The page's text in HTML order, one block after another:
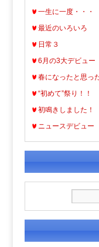
一生に一度・・・
最近のいろいろ
日常３
6月の3大デビュー
春になったと思っ
“初めて”祭り！！
初鳴きしました！
ニュースデビュー